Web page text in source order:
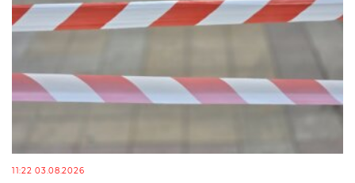
11:22 03.08.2026